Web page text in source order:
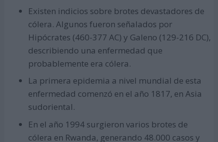
Existen indicios sobre brotes devastadores de
cólera. Algunos fueron señalados por
Hipócrates (460-377 AC) y Galeno (129-216 DC),
describiendo una enfermedad que
probablemente era cólera.
La primera epidemia a nivel mundial de esta
enfermedad comenzó en el año 1817, en Asia
sudoriental.
En el año 1994 surgieron varios brotes de
cólera en Rwanda, generando 48.000 casos y